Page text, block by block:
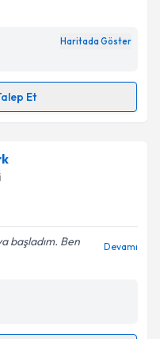
Haritada Göster
Et
randevu almanız
e-posta ile
ilişkin
verilerimin belirtilen
başladım. Ben
Devamı